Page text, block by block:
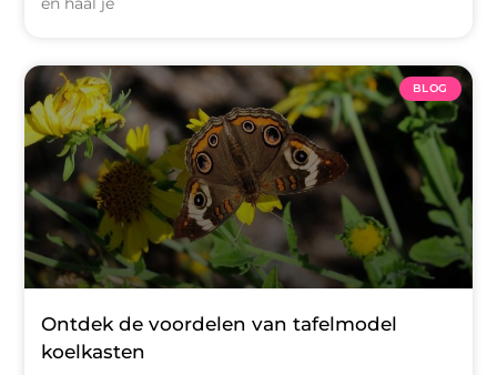
BLOG
Ontdek de voordelen van tafelmodel
koelkasten